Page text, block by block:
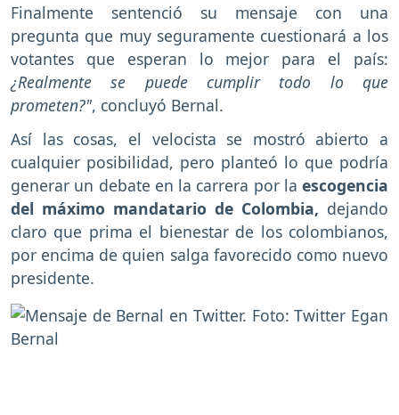
Finalmente sentenció su mensaje con una
pregunta que muy seguramente cuestionará a los
votantes que esperan lo mejor para el país:
¿Realmente se puede cumplir todo lo que
prometen?", concluyó Bernal.
Así las cosas, el velocista se mostró abierto a
cualquier posibilidad, pero planteó lo que podría
generar un debate en la carrera por la escogencia
del máximo mandatario de Colombia, dejando
claro que prima el bienestar de los colombianos,
por encima de quien salga favorecido como nuevo
presidente.